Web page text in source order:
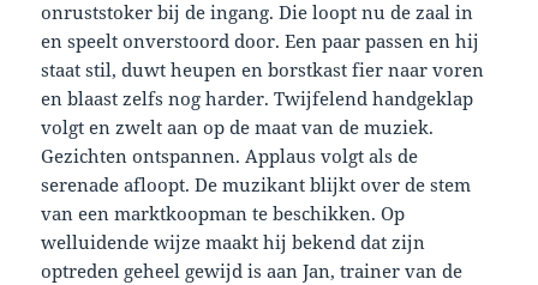
onruststoker bij de ingang. Die loopt nu de zaal in
en speelt onverstoord door. Een paar passen en hij
staat stil, duwt heupen en borstkast fier naar voren
en blaast zelfs nog harder. Twijfelend handgeklap
volgt en zwelt aan op de maat van de muziek.
Gezichten ontspannen. Applaus volgt als de
serenade afloopt. De muzikant blijkt over de stem
van een marktkoopman te beschikken. Op
welluidende wijze maakt hij bekend dat zijn
optreden geheel gewijd is aan Jan, trainer van de